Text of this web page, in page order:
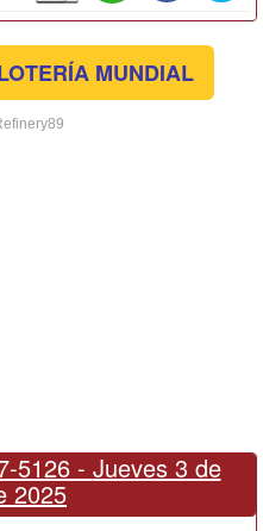
MUNDIAL
5126 - Jueves 3 de
2025